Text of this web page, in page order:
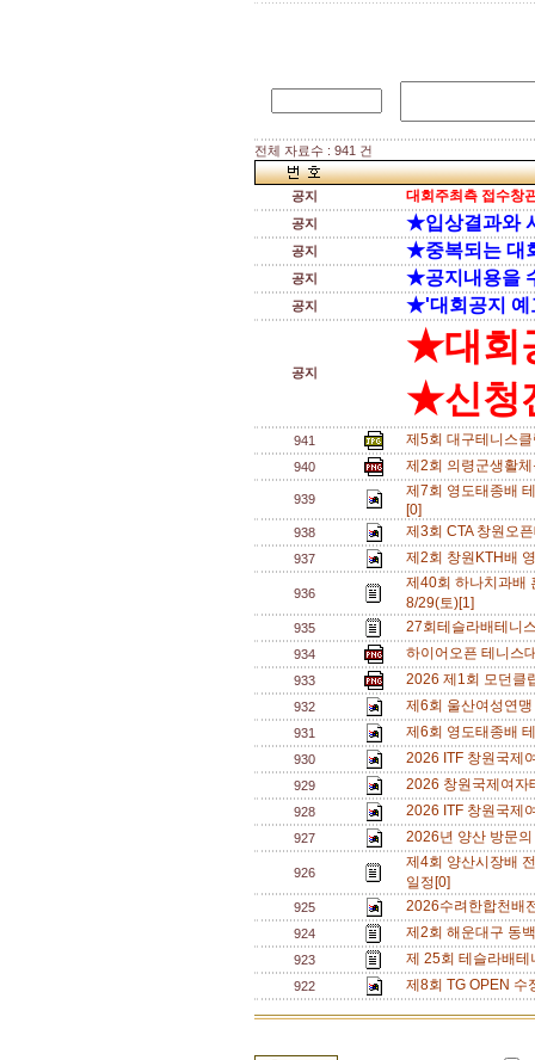
전체 자료수 : 941 건
공지 대회주최측 접수창
공지 ★입상결과와
공지 ★중복되는 대
공지 ★공지내용을
공지 ★'대회공지 예
공지
★대회
★신청
941 제5회 대구테니스
940 제2회 의령군생활
939
제7회 영도태종배
[0]
938 제3회 CTA 창원오
937 제2회 창원KTH배
936
제40회 하나치과배
8/29(토)[1]
935 27회테슬라배테니
934 하이어오픈 테니스
933 2026 제1회 모던클
932 제6회 울산여성연
931 제6회 영도태종배
930 2026 ITF 창원국제
929 2026 창원국제여
928 2026 ITF 창원국제
927 2026년 양산 방문
926
제4회 양산시장배
일정[0]
925 2026수려한합천배
924 제2회 해운대구 동
923 제 25회 테슬라배
922 제8회 TG OPEN